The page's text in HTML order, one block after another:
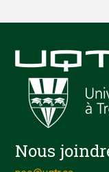
Nous